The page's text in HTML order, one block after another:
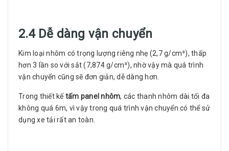
2.4 Dễ dàng vận chuyển
Kim loại nhôm có trọng lượng riêng nhẹ (2,7 g/cm³), thấp
hơn 3 lần so với sắt (7,874 g/cm³), nhờ vậy mà quá trình
vận chuyển cũng sẽ đơn giản, dễ dàng hơn.
Trong thiết kếtấm panel nhôm, các thanh nhôm dài tối đa
không quá 6m, vì vậy trong quá trình vận chuyển có thể sử
dụng xe tải rất an toàn.